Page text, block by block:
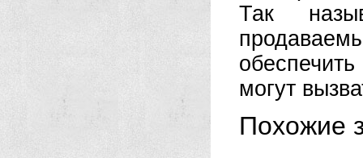
Так
могут
Похожие